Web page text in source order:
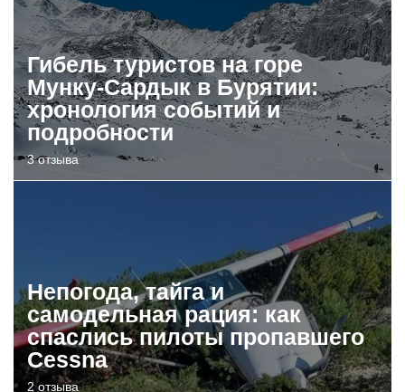
Гибель туристов на горе
Мунку-Сардык в Бурятии:
хронология событий и
подробности
3 отзыва
Непогода, тайга и
самодельная рация: как
спаслись пилоты пропавшего
Cessna
2 отзыва